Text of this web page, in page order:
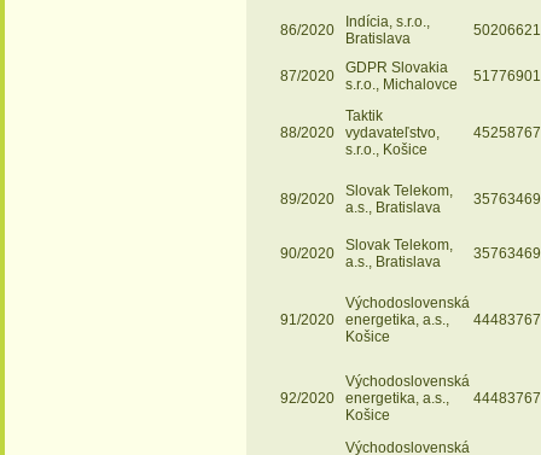
86/2020
Indícia, s.r.o.,
Bratislava
50206621
87/2020
GDPR Slovakia
s.r.o., Michalovce
51776901
88/2020
Taktik
vydavateľstvo,
s.r.o., Košice
45258767
89/2020
Slovak Telekom,
a.s., Bratislava
35763469
90/2020
Slovak Telekom,
a.s., Bratislava
35763469
91/2020
Východoslovenská
energetika, a.s.,
Košice
44483767
92/2020
Východoslovenská
energetika, a.s.,
Košice
44483767
Východoslovenská